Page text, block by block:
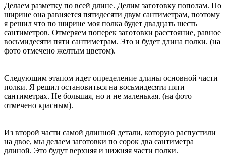
Делаем разметку по всей длине. Делим заготовку пополам. По
ширине она равняется пятидесяти двум сантиметрам, поэтому
я решил что по ширине моя полка будет двадцать шесть
сантиметров. Отмеряем поперек заготовки расстояние, равное
восьмидесяти пяти сантиметрам. Это и будет длина полки. (на
фото отмечено желтым цветом).
Следующим этапом идет определение длины основной части
полки. Я решил остановиться на восьмидесяти пяти
сантиметрах. Не большая, но и не маленькая. (на фото
отмечено красным).
Из второй части самой длинной детали, которую распустили
на двое, мы делаем заготовки по сорок два сантиметра
длиной. Это будут верхняя и нижняя части полки.